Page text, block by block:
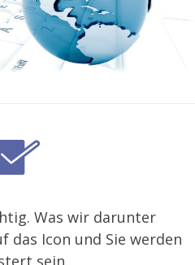
Was wir darunter
das Icon und Sie werden
sein.